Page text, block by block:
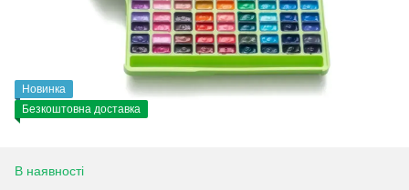
Новинка
Безкоштовна доставка
В наявності